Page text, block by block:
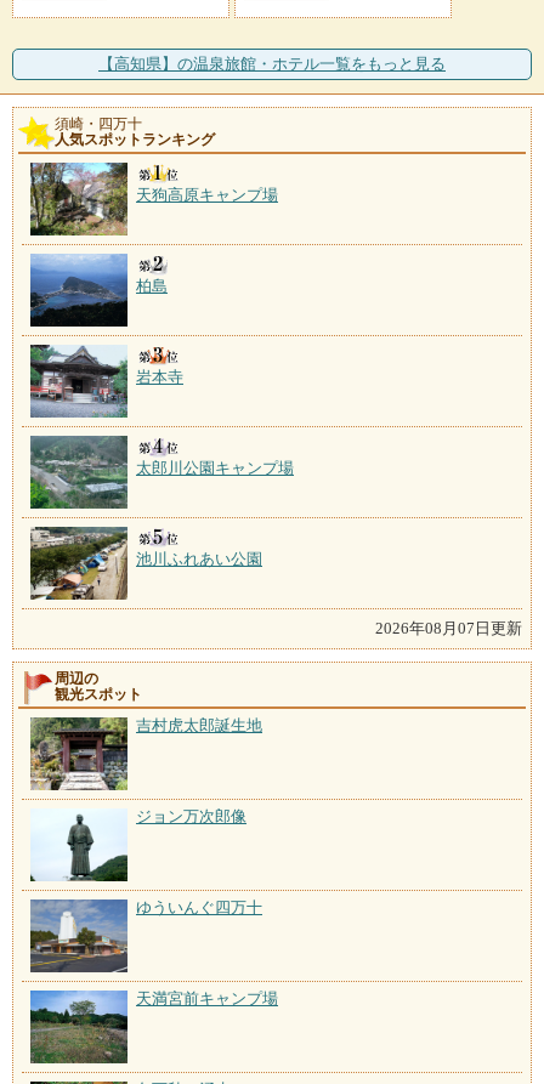
【高知県】の温泉旅館・ホテル一覧をもっと見る
須崎・四万十
人気スポットランキング
天狗高原キャンプ場
柏島
岩本寺
太郎川公園キャンプ場
池川ふれあい公園
2026年08月07日更新
周辺の
観光スポット
吉村虎太郎誕生地
ジョン万次郎像
ゆういんぐ四万十
天満宮前キャンプ場